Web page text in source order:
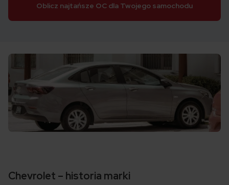
Oblicz najtańsze OC dla Twojego samochodu
Chevrolet – historia marki